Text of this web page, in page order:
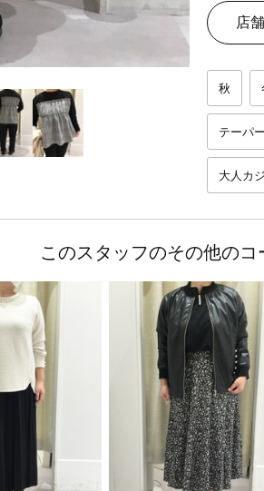
店
秋
テーパ
大人カ
このスタッフのその他のコ